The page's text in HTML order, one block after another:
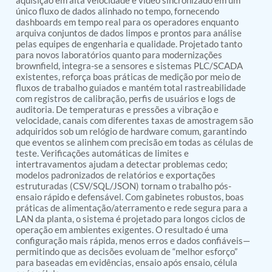
PSA Nitrogen Generation Plant
Dual Hydraulic Test System
Hydraulic Damper Test Bench Manufacturer
1000 Bar Hydraulic Proof Pressure Test Bench
Drive And Control Automation System
Main Rotor Actuator Test Rig
BMP Pump Test Rig
Refrigeration System
Heavy Duty Automatic Single Row Weapon
Disposal System
Automatic Volumetric Expansion Test System
Modern Universal Automatic Test Equipment
Fuel Consumption Measurement System
Hydraulic Pressure Test Bench
High Pressure Air Test System
PC-Based Counter Timer Test Rig
Integrated Test Rig for Pumps and Fuel Coolers
ECS Test Bench
Testing and Charging Test Rig for Main and Nose
Landing Gears
Pneumatic Test Rig
Nitrogen Cart With Booster
CNG Vigilant
único fluxo de dados alinhado no tempo, fornecendo
dashboards em tempo real para os operadores enquanto
arquiva conjuntos de dados limpos e prontos para análise
pelas equipes de engenharia e qualidade. Projetado tanto
para novos laboratórios quanto para modernizações
brownfield, integra-se a sensores e sistemas PLC/SCADA
existentes, reforça boas práticas de medição por meio de
fluxos de trabalho guiados e mantém total rastreabilidade
com registros de calibração, perfis de usuários e logs de
auditoria. De temperaturas e pressões a vibração e
velocidade, canais com diferentes taxas de amostragem são
adquiridos sob um relógio de hardware comum, garantindo
que eventos se alinhem com precisão em todas as células de
teste. Verificações automáticas de limites e
intertravamentos ajudam a detectar problemas cedo;
modelos padronizados de relatórios e exportações
estruturadas (CSV/SQL/JSON) tornam o trabalho pós-
ensaio rápido e defensável. Com gabinetes robustos, boas
práticas de alimentação/aterramento e rede segura para a
LAN da planta, o sistema é projetado para longos ciclos de
operação em ambientes exigentes. O resultado é uma
configuração mais rápida, menos erros e dados confiáveis—
permitindo que as decisões evoluam de “melhor esforço”
para baseadas em evidências, ensaio após ensaio, célula